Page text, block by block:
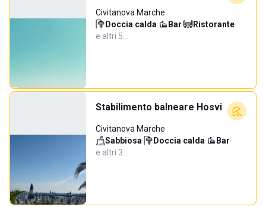
Civitanova Marche
Doccia calda· Bar· Ristorante·
e altri 5…
Stabilimento balneare Hosvi
Civitanova Marche
Sabbiosa· Doccia calda· Bar·
e altri 3…